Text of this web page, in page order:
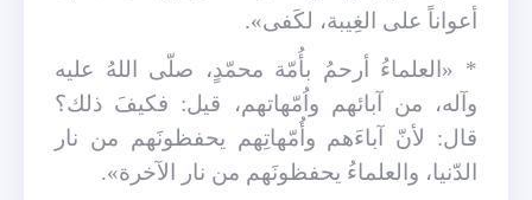
أعواناً على الغِيبة، لكَفى».
* «العلماءُ أرحمُ بأُمّة محمّدٍ، صلّى اللهُ عليه
وآله، من آبائهم واُمّهاتهم، قيل: فكيفَ ذلك؟
قال: لأنّ آباءَهم وأُمّهاتِهم يحفظونَهم من نار
الدّنيا، والعلماءُ يحفظونَهم من نار الآخرة».